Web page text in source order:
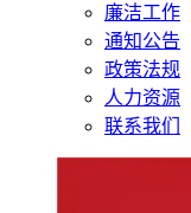
廉洁工作
通知公告
政策法规
人力资源
联系我们